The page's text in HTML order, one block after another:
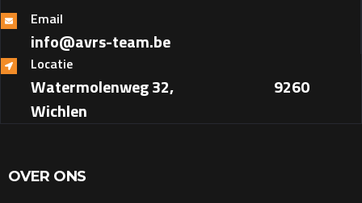
Email
info@avrs-team.be
Locatie
Watermolenweg 32, ‎ ‎ ‎ ‎ ‎ ‎ ‎ ‎ ‎ ‎ ‎ ‎ ‎ ‎ ‎ ‎ ‎ ‎ ‎ ‎ ‎ ‎ ‎ ‎ ‎ ‎ ‎ ‎ ‎ ‎ 9260
Wichlen
OVER ONS